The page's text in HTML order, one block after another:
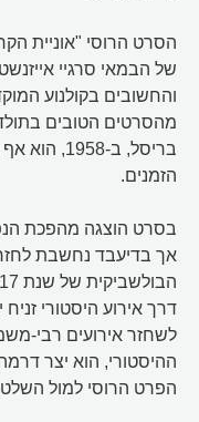
של הבמאי סרגיי
מהסרטים הטובים
בריסל, ב-
הזמנים.
אך בדיעבד נחשבת
דרך אירוע היסטורי
לשחזר אירועים רבי-
ההיסטורי, הוא יצר
הפרט הרוסי למול